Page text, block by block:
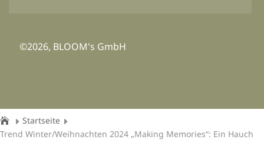
©2026, BLOOM's GmbH
Startseite
Trend Winter/Weihnachten 2024 „Making Memories“: Ein Hauch